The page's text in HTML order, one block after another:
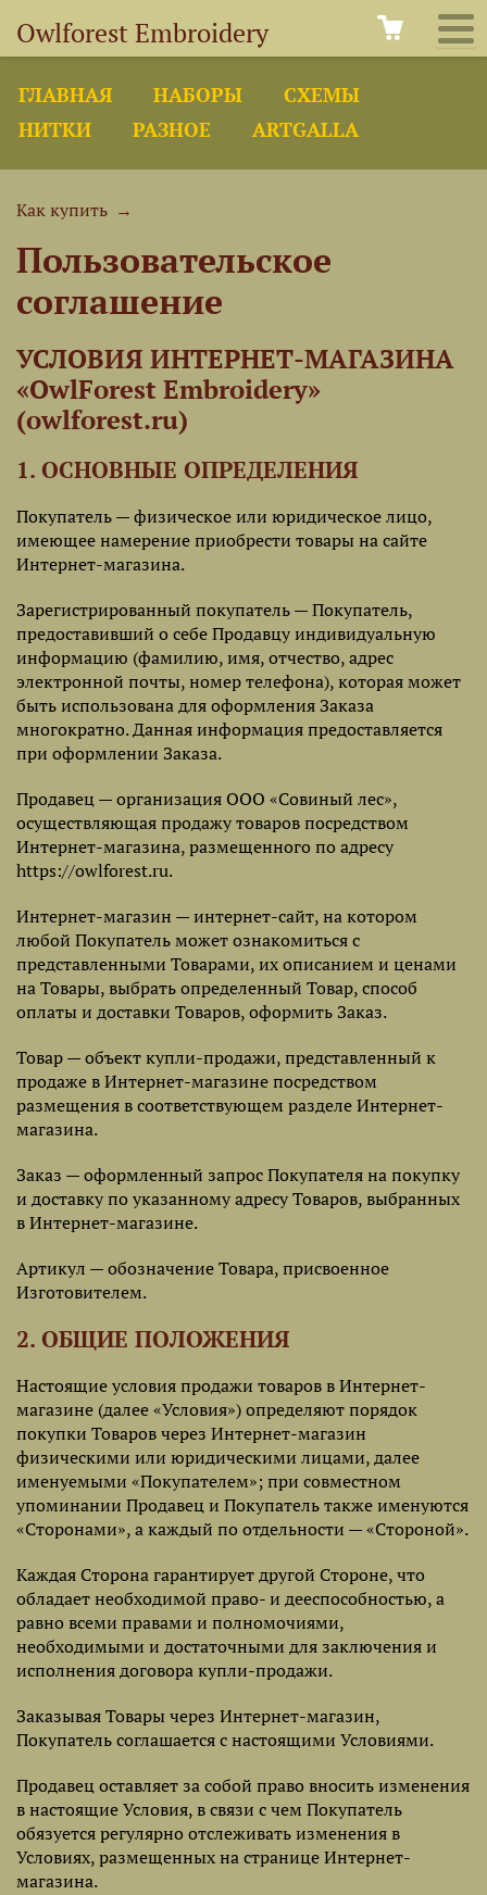
Owlforest Embroidery
ГЛАВНАЯ НАБОРЫ
СХЕМЫ
НИТКИ
РАЗНОЕ ARTGALLA
Как купить →
Пользовательское
соглашение
УСЛОВИЯ ИНТЕРНЕТ-МАГАЗИНА
«OwlForest Embroidery»
(owlforest.ru)
1. ОСНОВНЫЕ ОПРЕДЕЛЕНИЯ
Покупатель — физическое или юридическое лицо,
имеющее намерение приобрести товары на сайте
Интернет-магазина.
Зарегистрированный покупатель — Покупатель,
предоставивший о себе Продавцу индивидуальную
информацию (фамилию, имя, отчество, адрес
электронной почты, номер телефона), которая может
быть использована для оформления Заказа
многократно. Данная информация предоставляется
при оформлении Заказа.
Продавец — организация ООО «Совиный лес»,
осуществляющая продажу товаров посредством
Интернет-магазина, размещенного по адресу
https://owlforest.ru.
Интернет-магазин — интернет-сайт, на котором
любой Покупатель может ознакомиться с
представленными Товарами, их описанием и ценами
на Товары, выбрать определенный Товар, способ
оплаты и доставки Товаров, оформить Заказ.
Товар — объект купли-продажи, представленный к
продаже в Интернет-магазине посредством
размещения в соответствующем разделе Интернет-
магазина.
Заказ — оформленный запрос Покупателя на покупку
и доставку по указанному адресу Товаров, выбранных
в Интернет-магазине.
Артикул — обозначение Товара, присвоенное
Изготовителем.
2. ОБЩИЕ ПОЛОЖЕНИЯ
Настоящие условия продажи товаров в Интернет-
магазине (далее «Условия») определяют порядок
покупки Товаров через Интернет-магазин
физическими или юридическими лицами, далее
именуемыми «Покупателем»; при совместном
упоминании Продавец и Покупатель также именуются
«Сторонами», а каждый по отдельности — «Стороной».
Каждая Сторона гарантирует другой Стороне, что
обладает необходимой право- и дееспособностью, а
равно всеми правами и полномочиями,
необходимыми и достаточными для заключения и
исполнения договора купли-продажи.
Заказывая Товары через Интернет-магазин,
Покупатель соглашается с настоящими Условиями.
Продавец оставляет за собой право вносить изменения
в настоящие Условия, в связи с чем Покупатель
обязуется регулярно отслеживать изменения в
Условиях, размещенных на странице Интернет-
магазина.